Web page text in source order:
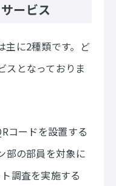
ービス
主に2種類です。ど
スとなっておりま
コードを設置する
部の部員を対象に
調査を実施する